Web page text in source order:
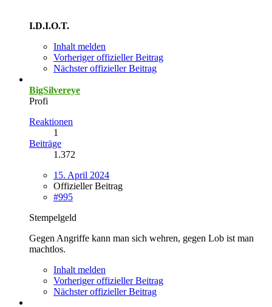
I.D.I.O.T.
Inhalt melden
Vorheriger offizieller Beitrag
Nächster offizieller Beitrag
BigSilvereye
Profi
Reaktionen
1
Beiträge
1.372
15. April 2024
Offizieller Beitrag
#995
Stempelgeld
Gegen Angriffe kann man sich wehren, gegen Lob ist man
machtlos.
Inhalt melden
Vorheriger offizieller Beitrag
Nächster offizieller Beitrag